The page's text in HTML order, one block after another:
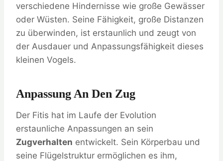
verschiedene Hindernisse wie große Gewässer
oder Wüsten. Seine Fähigkeit, große Distanzen
zu überwinden, ist erstaunlich und zeugt von
der Ausdauer und Anpassungsfähigkeit dieses
kleinen Vogels.
Anpassung An Den Zug
Der Fitis hat im Laufe der Evolution
erstaunliche Anpassungen an sein
Zugverhalten entwickelt. Sein Körperbau und
seine Flügelstruktur ermöglichen es ihm,